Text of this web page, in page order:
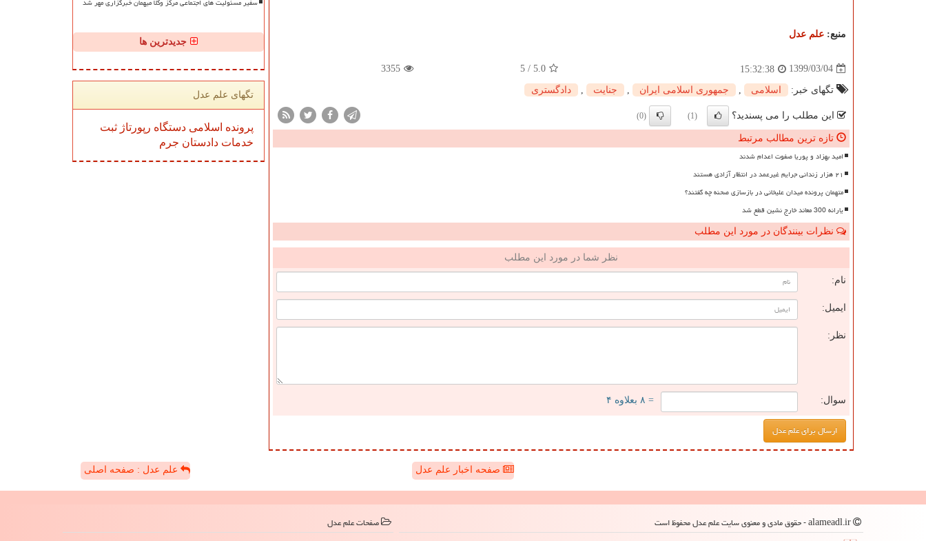
منبع: علم عدل
1399/03/04
15:32:38
5.0
/
5
3355
تگهای خبر: اسلامی جمهوری اسلامی ایران جنایت دادگستری
این مطلب را می پسندید؟ (1)
(0)
تازه ترین مطالب مرتبط
امید بهزاد و پوریا صفوت اعدام شدند
۲۱ هزار زندانی جرایم غیرعمد در انتظار آزادی هستند
متهمان پرونده میدان علیخانی در بازسازی صحنه چه گفتند؟
یارانه 300 معاند خارج نشین قطع شد
نظرات بینندگان در مورد این مطلب
نظر شما در مورد این مطلب
نام:
ایمیل:
نظر:
سوال: = ۸ بعلاوه ۴
جدیدترین ها
تگهای علم عدل
پرونده اسلامی دستگاه رپورتاژ ثبت
خدمات دادستان جرم
صفحه اخبار علم عدل علم عدل : صفحه اصلی
صفحات علم عدل